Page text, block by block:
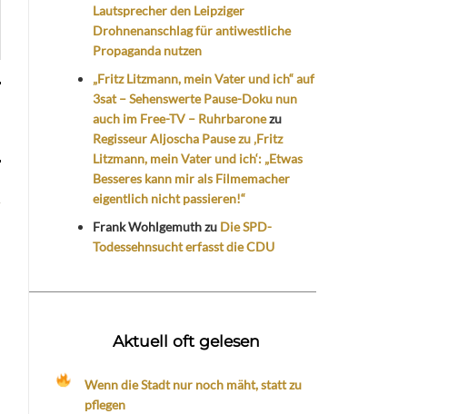
Lautsprecher den Leipziger
Drohnenanschlag für antiwestliche
Propaganda nutzen
„Fritz Litzmann, mein Vater und ich“ auf
3sat – Sehenswerte Pause-Doku nun
auch im Free-TV – Ruhrbaronezu
Regisseur Aljoscha Pause zu ‚Fritz
Litzmann, mein Vater und ich‘: „Etwas
Besseres kann mir als Filmemacher
eigentlich nicht passieren!“
Frank Wohlgemuthzu Die SPD-
Todessehnsucht erfasst die CDU
Aktuell oft gelesen
Wenn die Stadt nur noch mäht, statt zu
pflegen